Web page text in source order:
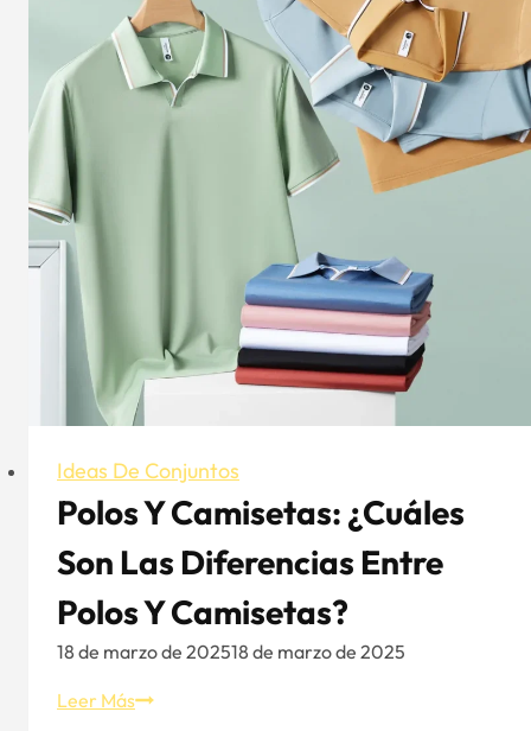
Ideas De Conjuntos
Polos Y Camisetas: ¿Cuáles
Son Las Diferencias Entre
Polos Y Camisetas?
18 de marzo de 202518 de marzo de 2025
Leer MásPolos